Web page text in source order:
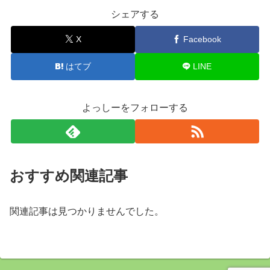
シェアする
X Facebook
はてブ LINE
よっしーをフォローする
おすすめ関連記事
関連記事は見つかりませんでした。